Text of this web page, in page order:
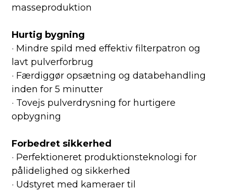
masseproduktion
Hurtig bygning
· Mindre spild med effektiv filterpatron og
lavt pulverforbrug
· Færdiggør opsætning og databehandling
inden for 5 minutter
· Tovejs pulverdrysning for hurtigere
opbygning
Forbedret sikkerhed
· Perfektioneret produktionsteknologi for
pålidelighed og sikkerhed
· Udstyret med kameraer til